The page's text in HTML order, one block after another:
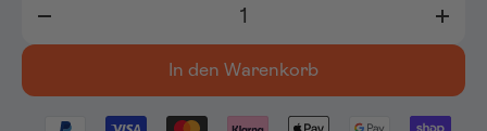
+
In den Warenkorb